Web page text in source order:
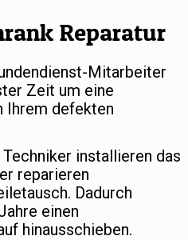
Reparatur
Mitarbeiter
Zeit um eine
Ihrem defekten
installieren das
reparieren
Dadurch
einen
hinausschieben.